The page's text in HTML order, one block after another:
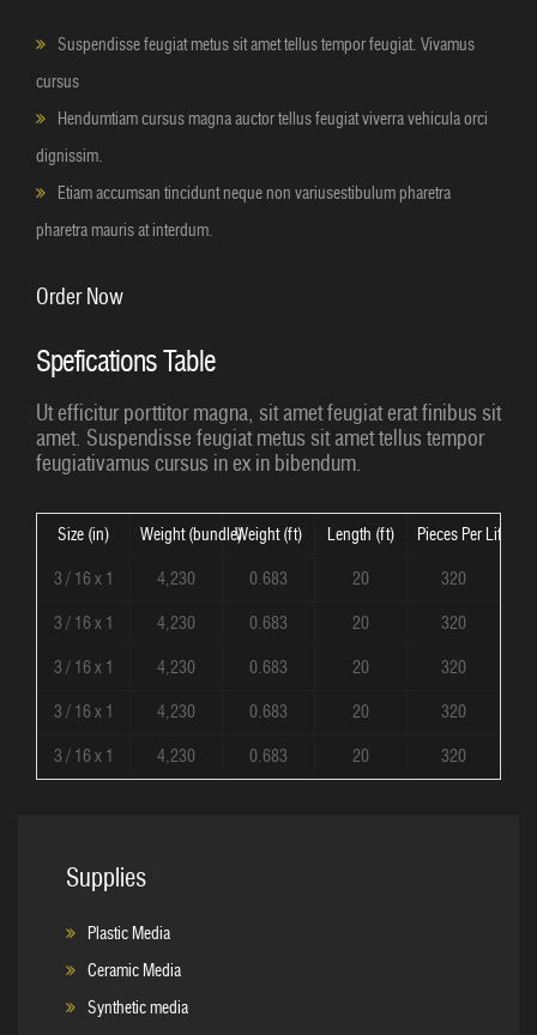
Suspendisse feugiat metus sit amet tellus tempor feugiat. Vivamus
cursus
Hendumtiam cursus magna auctor tellus feugiat viverra vehicula orci
dignissim.
Etiam accumsan tincidunt neque non variusestibulum pharetra
pharetra mauris at interdum.
Order Now
Spefications Table
Ut efficitur porttitor magna, sit amet feugiat erat finibus sit
amet. Suspendisse feugiat metus sit amet tellus tempor
feugiativamus cursus in ex in bibendum.
Size (in) Weight (bundle)Weight (ft) Length (ft) Pieces Per Lift
3 / 16 x 1 4,230 0.683 20 320
3 / 16 x 1 4,230 0.683 20 320
3 / 16 x 1 4,230 0.683 20 320
3 / 16 x 1 4,230 0.683 20 320
3 / 16 x 1 4,230 0.683 20 320
Supplies
Plastic Media
Ceramic Media
Synthetic media